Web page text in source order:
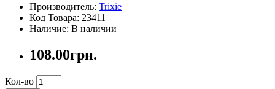
Производитель: Trixie
Код Товара: 23411
Наличие: В наличии
108.00грн.
Кол-во